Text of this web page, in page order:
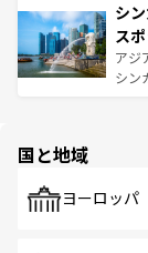
参照
激す
が待
た文
み、
てお
うな
シ
ス
アジ
シン
で、
国と地域
ヨーロッパ